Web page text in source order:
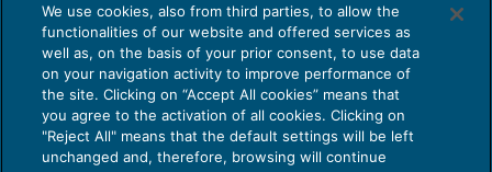
Le sostenibilità legate al cibo: il futuro
visto dai giovani
ENOGASTRONOMIA26/05/2021
diPaola Sartori – Foodwriter e blogger
1 2 3
We use cookies, also from third parties, to allow the
functionalities of our website and offered services as
well as, on the basis of your prior consent, to use data
on your navigation activity to improve performance of
the site. Clicking on “Accept All cookies” means that
you agree to the activation of all cookies. Clicking on
"Reject All" means that the default settings will be left
unchanged and, therefore, browsing will continue